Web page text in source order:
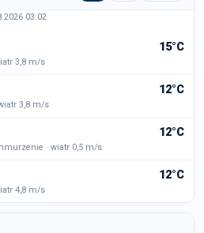
03:02
15°C
3,8 m/s
12°C
3,8 m/s
12°C
· wiatr 0,5 m/s
12°C
4,8 m/s